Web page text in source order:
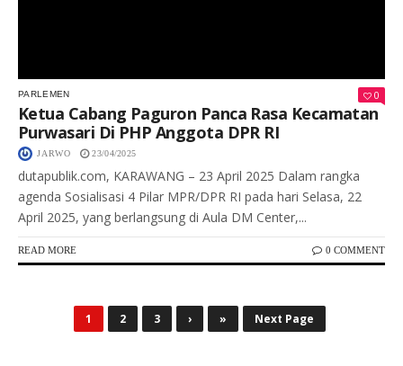
PARLEMEN 0
Ketua Cabang Paguron Panca Rasa Kecamatan
Purwasari Di PHP Anggota DPR RI
JARWO 23/04/2025
dutapublik.com, KARAWANG – 23 April 2025 Dalam rangka
agenda Sosialisasi 4 Pilar MPR/DPR RI pada hari Selasa, 22
April 2025, yang berlangsung di Aula DM Center,...
READ MORE 0 COMMENT
1 2 3 › » Next Page